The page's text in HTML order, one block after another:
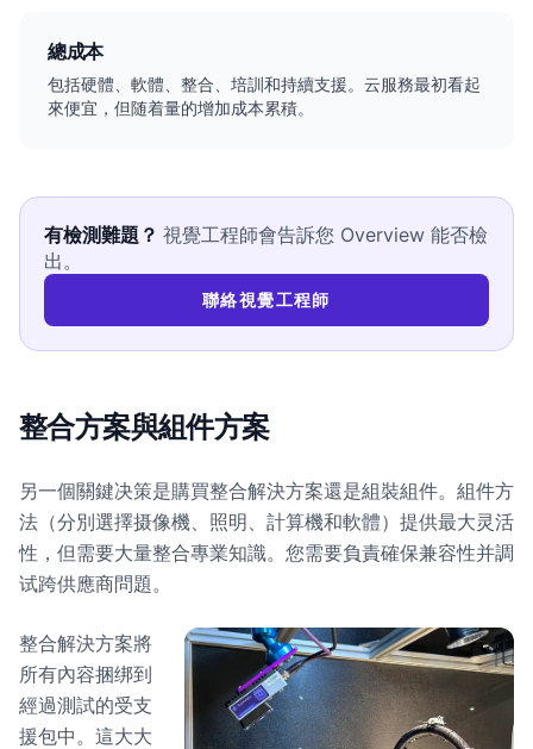
總成本
包括硬體、軟體、整合、培訓和持續支援。云服務最初看起
來便宜，但随着量的增加成本累積。
有檢測難題？ 視覺工程師會告訴您 Overview 能否檢
出。
聯絡視覺工程師
整合方案與組件方案
另一個關鍵决策是購買整合解決方案還是組裝組件。組件方
法（分別選擇摄像機、照明、計算機和軟體）提供最大灵活
性，但需要大量整合專業知識。您需要負責確保兼容性并調
试跨供應商問題。
整合解決方案將
所有內容捆绑到
經過測試的受支
援包中。這大大